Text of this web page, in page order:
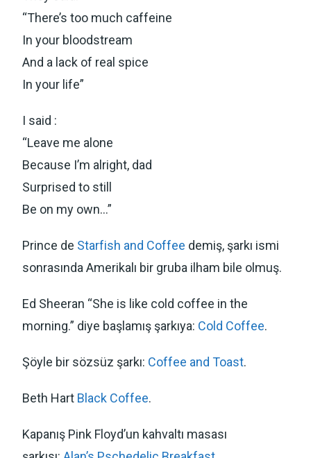
“There’s too much caffeine
In your bloodstream
And a lack of real spice
In your life”
I said :
“Leave me alone
Because I’m alright, dad
Surprised to still
Be on my own…”
Prince de Starfish and Coffee demiş, şarkı ismi
sonrasında Amerikalı bir gruba ilham bile olmuş.
Ed Sheeran “She is like cold coffee in the
morning.” diye başlamış şarkıya: Cold Coffee.
Şöyle bir sözsüz şarkı: Coffee and Toast.
Beth Hart Black Coffee.
Kapanış Pink Floyd’un kahvaltı masası